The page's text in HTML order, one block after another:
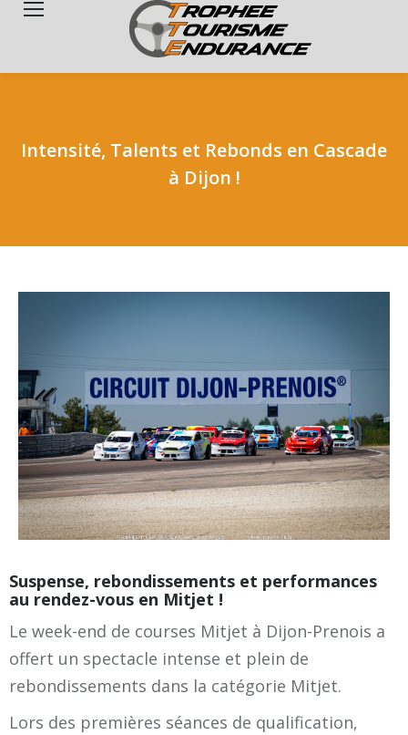
Intensité, Talents et Rebonds en Cascade
à Dijon !
Suspense, rebondissements et performances
au rendez-vous en Mitjet !
Le week-end de courses Mitjet à Dijon-Prenois a
offert un spectacle intense et plein de
rebondissements dans la catégorie Mitjet.
Lors des premières séances de qualification,